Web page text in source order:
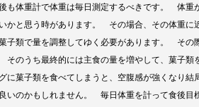
も体重計で体重は毎日測定するべきです。 体重
かと思う時があります。 その場合、その体重に
子類で量を調整してゆく必要があります。 その
そのうち最終的には主食の量を増やして、菓子
に菓子類を食べてしまうと、空腹感が強くなり
いのかもしれません。 毎日体重を計って食後目